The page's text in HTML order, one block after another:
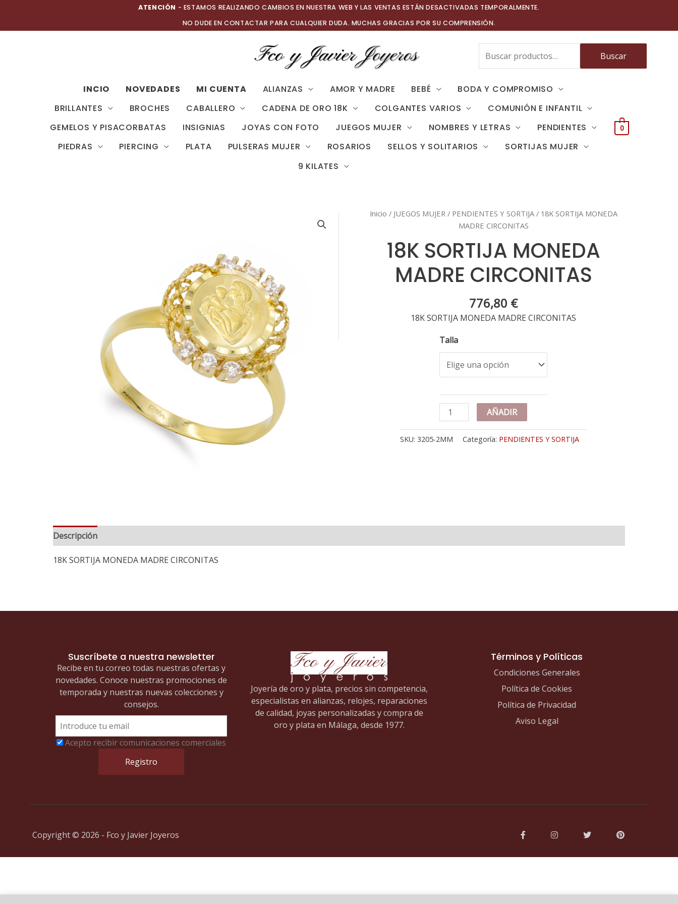
contenido
ATENCIÓN - ESTAMOS REALIZANDO CAMBIOS EN NUESTRA WEB Y LAS VENTAS ESTÁN DESACTIVADAS TEMPORALMENTE.
NO DUDE EN CONTACTAR PARA CUALQUIER DUDA. MUCHAS GRACIAS POR SU COMPRENSIÓN.
Buscar
por:
Buscar
INCIO NOVEDADES MI CUENTA ALIANZAS AMOR Y MADRE BEBÉ
BODA Y COMPROMISO
BRILLANTES
BROCHES CABALLERO CADENA DE ORO 18K COLGANTES VARIOS
COMUNIÓN E INFANTIL
GEMELOS Y PISACORBATAS
INSIGNIAS JOYAS CON FOTO JUEGOS MUJER NOMBRES Y LETRAS
PENDIENTES
PIEDRAS
PIERCING PLATA PULSERAS MUJER ROSARIOS SELLOS Y SOLITARIOS
SORTIJAS MUJER
9 KILATES
0
Inicio / JUEGOS MUJER / PENDIENTES Y SORTIJA/ 18K SORTIJA MONEDA
MADRE CIRCONITAS
18K SORTIJA MONEDA
MADRE CIRCONITAS
776,80 €
18K SORTIJA MONEDA MADRE CIRCONITAS
Talla
18K
SORTIJA
MONEDA
MADRE
AÑADIR
SKU:3205-2MM Categoría: PENDIENTES Y SORTIJA
Descripción
18K SORTIJA MONEDA MADRE CIRCONITAS
Suscríbete a nuestra newsletter
Recibe en tu correo todas nuestras ofertas y
novedades. Conoce nuestras promociones de
temporada y nuestras nuevas colecciones y
consejos.
Acepto recibir comunicaciones comerciales
Joyería de oro y plata, precios sin competencia,
especialistas en alianzas, relojes, reparaciones
de calidad, joyas personalizadas y compra de
oro y plata en Málaga, desde 1977.
Términos y Políticas
Condiciones Generales
Política de Cookies
Política de Privacidad
Aviso Legal
Copyright © 2026 - Fco y Javier Joyeros